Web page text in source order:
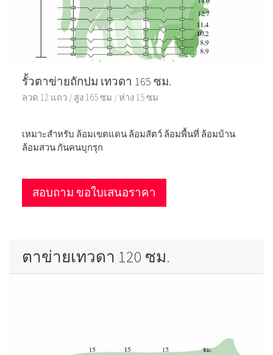
รั้วตาข่ายถักปม เทวดา 165 ซม.
ลวด 12 แถว / สูง 165 ซม / ห่าง 15 ซม
เหมาะสำหรับ ล้อมเขตแดน ล้อมสัตว์ ล้อมพื้นที่ ล้อมบ้าน
ล้อมสวน กันคนบุกรุก
สอบถาม ขอใบเสนอราคา
ตาข่ายเทวดา 120 ซม.